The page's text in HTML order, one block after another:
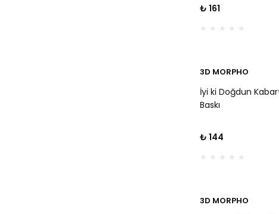
₺ 161
3D MORPHO
İyi ki Doğdun
Baskı
₺ 144
3D MORPHO